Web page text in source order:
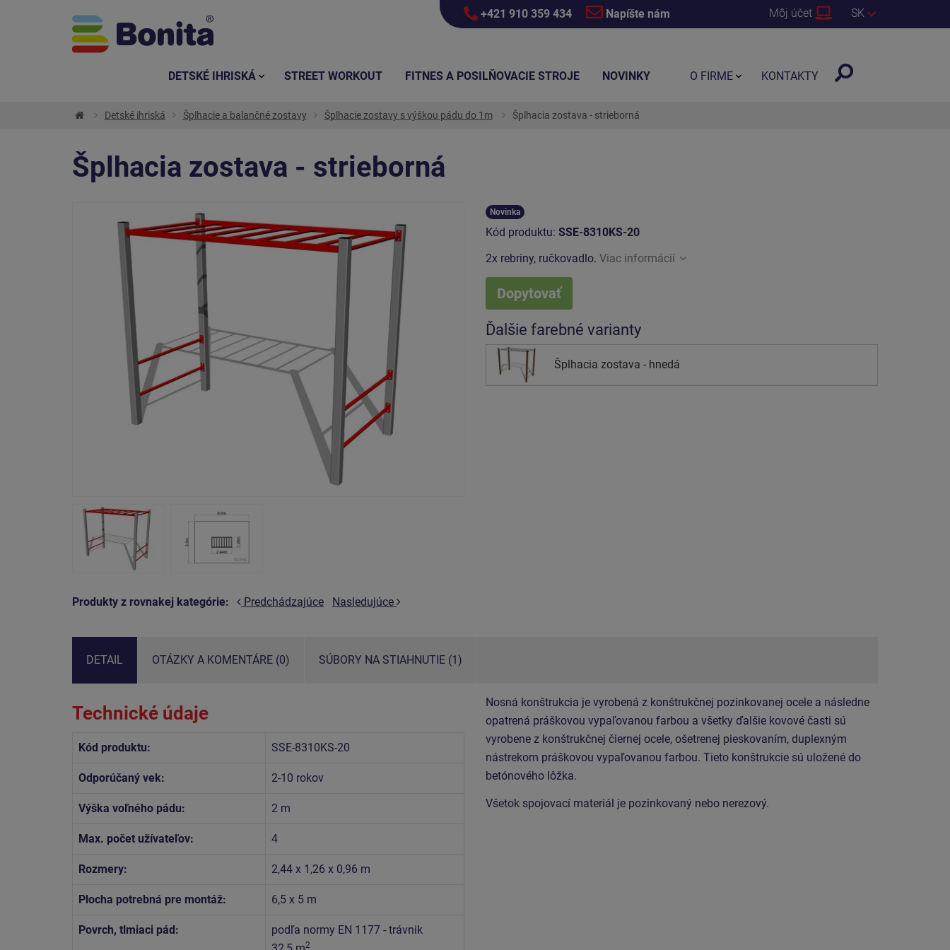
+421 910 359 434 Napíšte nám Môj účet SK
Detské ihriská Šplhacie a balančné zostavy Šplhacie zostavy s výškou pádu do 1m Šplhacia zostava - strieborná
Šplhacia zostava - strieborná
Produkty z rovnakej kategórie: Predchádzajúce Nasledujúce
Novinka
Kód produktu: SSE-8310KS-20
2x rebriny, ručkovadlo. Viac informácií
Dopytovať
Ďalšie farebné varianty
Šplhacia zostava - hnedá
DETAIL OTÁZKY A KOMENTÁRE (0) SÚBORY NA STIAHNUTIE (1)
Technické údaje
Kód produktu: SSE-8310KS-20
Odporúčaný vek: 2-10 rokov
Výška voľného pádu: 2 m
Max. počet užívateľov: 4
Rozmery: 2,44 x 1,26 x 0,96 m
Plocha potrebná pre montáž: 6,5 x 5 m
Povrch, tlmiaci pád:
podľa normy EN 1177 - trávnik
2
Nosná konštrukcia je vyrobená z konštrukčnej pozinkovanej ocele a následne
opatrená práškovou vypaľovanou farbou a všetky ďalšie kovové časti sú
vyrobene z konštrukčnej čiernej ocele, ošetrenej pieskovaním, duplexným
nástrekom práškovou vypaľovanou farbou. Tieto konštrukcie sú uložené do
betónového lôžka.
Všetok spojovací materiál je pozinkovaný nebo nerezový.
DETSKÉ IHRISKÁ STREET WORKOUT FITNES A POSILŇOVACIE STROJE NOVINKY O FIRME KONTAKTY